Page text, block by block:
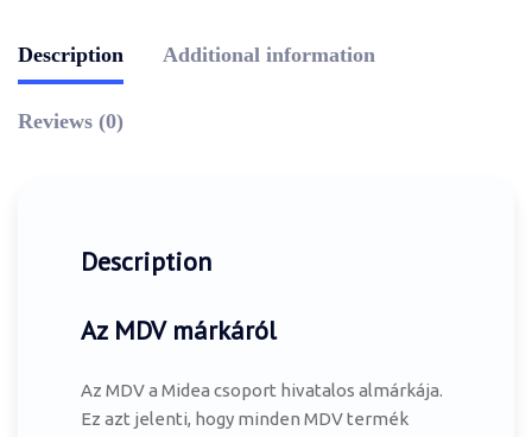
Description Additional information
Reviews (0)
Description
Az MDV márkáról
Az MDV a Midea csoport hivatalos almárkája.
Ez azt jelenti, hogy minden MDV termék